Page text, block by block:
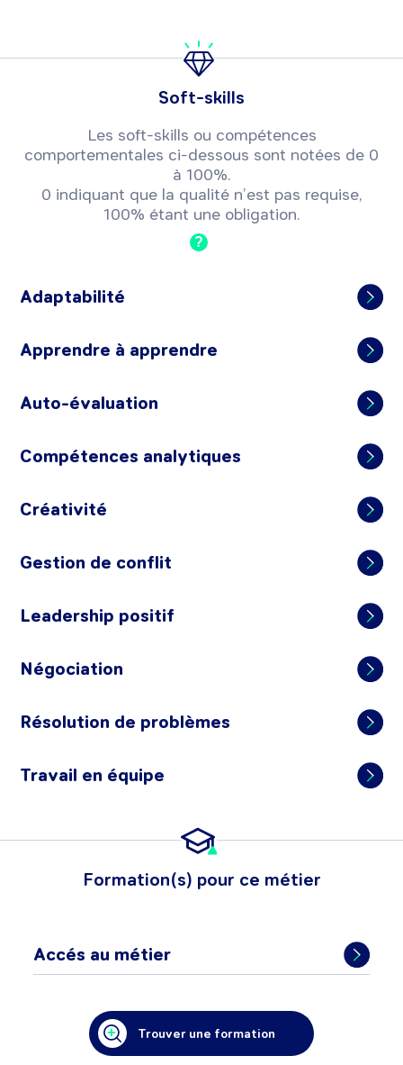
Soft-skills
Les soft-skills ou compétences
comportementales ci-dessous sont notées de 0
à 100%.
0 indiquant que la qualité n’est pas requise,
100% étant une obligation.
?
Adaptabilité
Apprendre à apprendre
Auto-évaluation
Compétences analytiques
Créativité
Gestion de conflit
Leadership positif
Négociation
Résolution de problèmes
Travail en équipe
Formation(s) pour ce métier
Accés au métier
Trouver une formation